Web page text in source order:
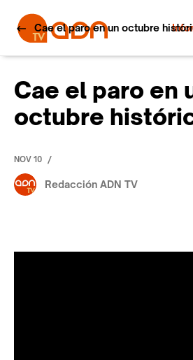
Cae el paro en un octubre
Cae el paro en
octubre
NOV 10 /
Redacción ADN TV